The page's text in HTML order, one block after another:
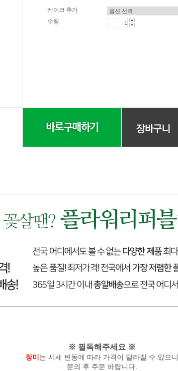
케이크 추가
수량
※ 필독해주세요 ※
장미 는 시세 변동에 따라 가격이 달라질 수 있으니
문의 후 주문 바랍니다.